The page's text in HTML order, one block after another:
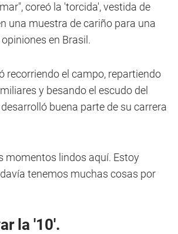
coreó la 'torcida', vestida de
una muestra de cariño para una
en Brasil.
recorriendo el campo, repartiendo
y besando el escudo del
buena parte de su carrera
momentos lindos aquí. Estoy
tenemos muchas cosas por
la '10'.